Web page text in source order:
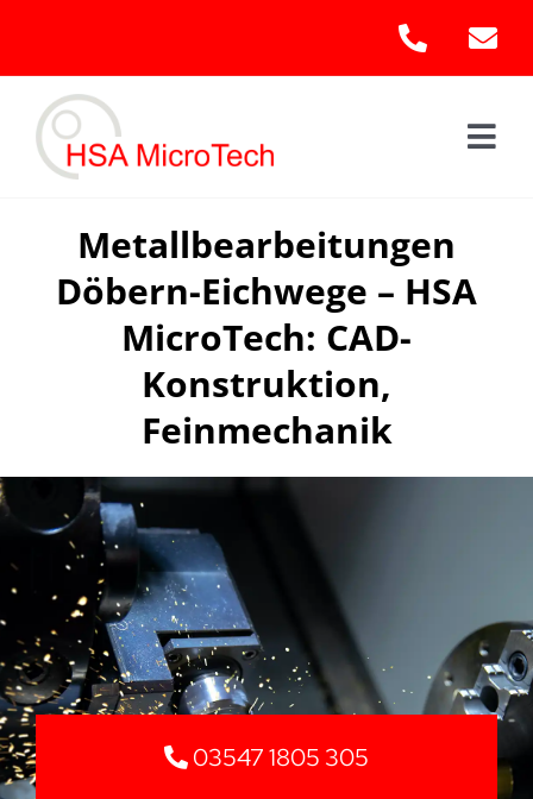
content
Metallbearbeitungen
Döbern-Eichwege – HSA
MicroTech: CAD-
Konstruktion,
Feinmechanik
03547 1805 305